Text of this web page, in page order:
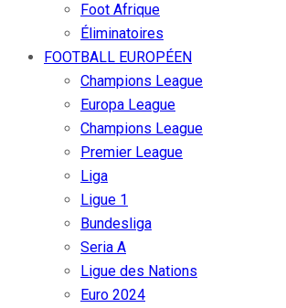
Foot Afrique
Éliminatoires
FOOTBALL EUROPÉEN
Champions League
Europa League
Champions League
Premier League
Liga
Ligue 1
Bundesliga
Seria A
Ligue des Nations
Euro 2024